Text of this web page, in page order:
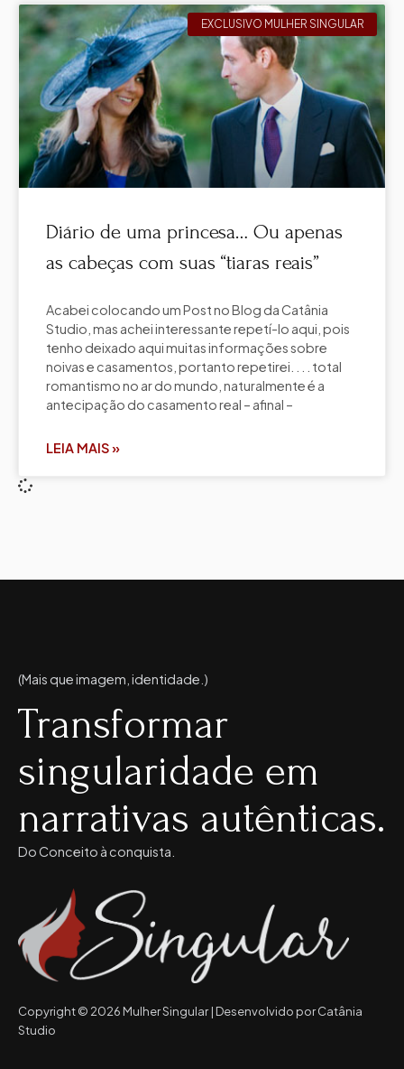
EXCLUSIVO MULHER SINGULAR
Diário de uma princesa… Ou apenas
as cabeças com suas “tiaras reais”
Acabei colocando um Post no Blog da Catânia
Studio, mas achei interessante repetí-lo aqui, pois
tenho deixado aqui muitas informações sobre
noivas e casamentos, portanto repetirei. . . . total
romantismo no ar do mundo, naturalmente é a
antecipação do casamento real – afinal –
LEIA MAIS »
(Mais que imagem, identidade.)
Transformar
singularidade em
narrativas autênticas.
Do Conceito à conquista.
Copyright © 2026 Mulher Singular | Desenvolvido por Catânia
Studio